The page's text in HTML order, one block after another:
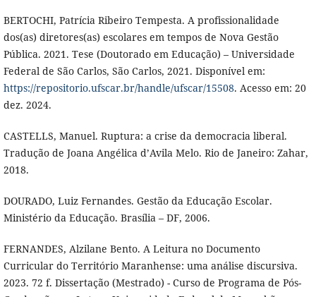
BERTOCHI, Patrícia Ribeiro Tempesta. A profissionalidade
dos(as) diretores(as) escolares em tempos de Nova Gestão
Pública. 2021. Tese (Doutorado em Educação) – Universidade
Federal de São Carlos, São Carlos, 2021. Disponível em:
https://repositorio.ufscar.br/handle/ufscar/15508. Acesso em: 20
dez. 2024.
CASTELLS, Manuel. Ruptura: a crise da democracia liberal.
Tradução de Joana Angélica d’Avila Melo. Rio de Janeiro: Zahar,
2018.
DOURADO, Luiz Fernandes. Gestão da Educação Escolar.
Ministério da Educação. Brasília – DF, 2006.
FERNANDES, Alzilane Bento. A Leitura no Documento
Curricular do Território Maranhense: uma análise discursiva.
2023. 72 f. Dissertação (Mestrado) - Curso de Programa de Pós-